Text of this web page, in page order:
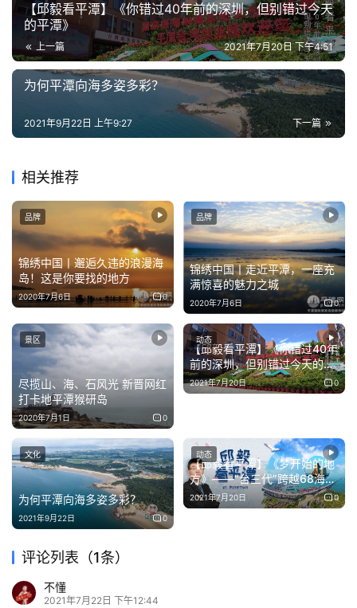
平
潭
【邱毅看平潭】《你错过40年前的深圳，但别错过今天
的平潭》
上一篇 2021年7月20日 下午4:51
为何平潭向海多姿多彩？
下一篇
2021年9月22日 上午9:27
相关推荐
锦绣中国丨邂逅久违的浪漫海
岛！这是你要找的地方
2020年7月6日 0
品牌
锦绣中国丨走近平潭，一座充
满惊喜的魅力之城
2020年7月6日 0
品牌
尽揽山、海、石风光 新晋网红
打卡地平潭猴研岛
2020年7月1日 0
景区
【邱毅看平潭】《你错过40年
前的深圳，但别错过今天的平
潭》
2021年7月20日 0
动态
为何平潭向海多姿多彩？
2021年9月22日 0
文化
【邱毅看平潭】《梦开始的地
方》——“台三代”跨越68海里
的创业“接力赛”
2021年7月20日 0
动态
评论列表（1条）
不懂
2021年7月22日 下午12:44